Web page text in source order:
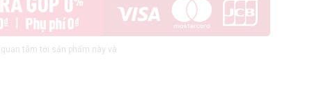
tâm tới sản phẩm này và